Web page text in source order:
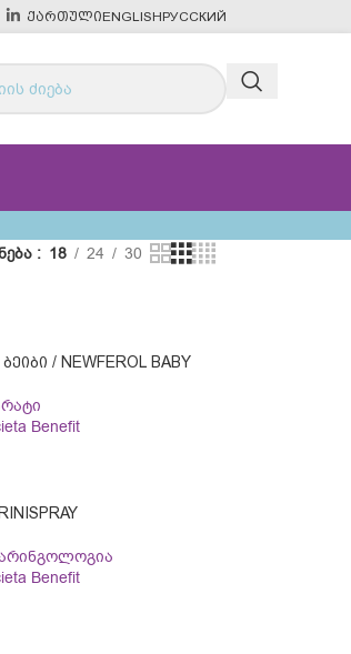
ᲥᲐᲠᲗᲣᲚᲘENGLISHРУССКИЙ
18 24 30
/ NEWFEROL BABY
Benefit
Benefit